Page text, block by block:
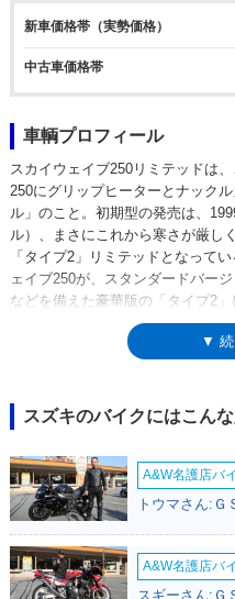
新車価格帯（実勢価格）
中古車価格帯
車輌プロフィール
スカイウェイブ250リミテッドは
250にグリップヒーターとナック
ル」のこと。初期型の発売は、
ル）、まさにこれから寒さが厳し
「タイプ2」リミテッドとなって
ェイブ250が、スタンダードバー
などを備えた豪華版の「タイプ2
だったグリップヒーターが装備さ
スカイウェイブ250は、2010年代
は、スウィッシュリミテッド（
▼ 続
スズキのバイクにはこん
A&W名護店バ
トウマさん:Ｇ
A&W名護店バ
スギーさん:Ｇ